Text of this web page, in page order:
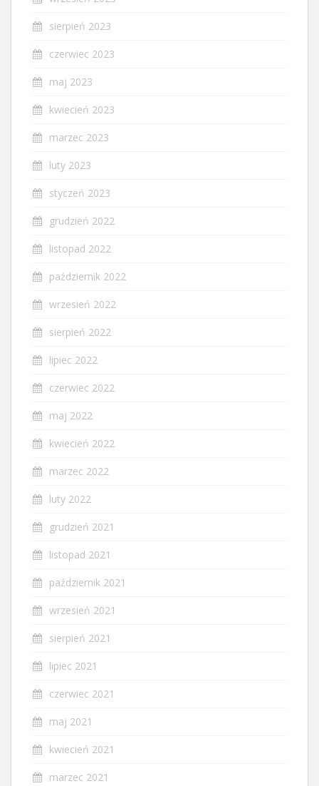
sierpień 2023
czerwiec 2023
maj 2023
kwiecień 2023
marzec 2023
luty 2023
styczeń 2023
grudzień 2022
listopad 2022
październik 2022
wrzesień 2022
sierpień 2022
lipiec 2022
czerwiec 2022
maj 2022
kwiecień 2022
marzec 2022
luty 2022
grudzień 2021
listopad 2021
październik 2021
wrzesień 2021
sierpień 2021
lipiec 2021
czerwiec 2021
maj 2021
kwiecień 2021
marzec 2021